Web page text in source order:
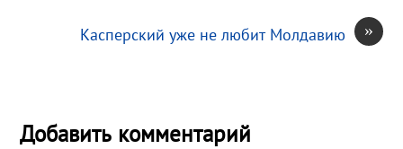
»
Касперский уже не любит Молдавию
Добавить комментарий